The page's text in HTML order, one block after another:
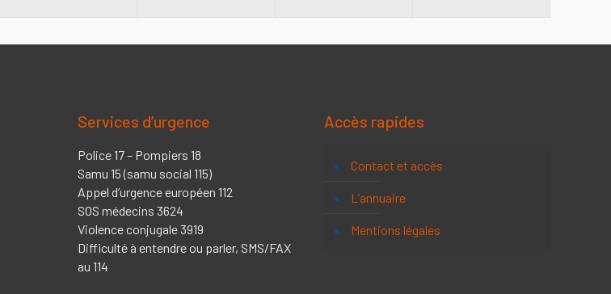
Services d’urgence
Police 17 – Pompiers 18
Samu 15 (samu social 115)
Appel d’urgence européen 112
SOS médecins 3624
Violence conjugale 3919
Difficulté à entendre ou parler, SMS/FAX
au 114
Accès rapides
Contact et accès
L’annuaire
Mentions légales